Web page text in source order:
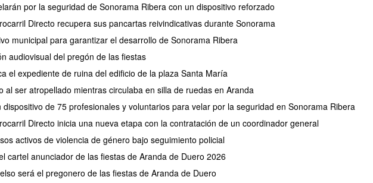
por la seguridad de Sonorama Ribera con un dispositivo reforzado
Directo recupera sus pancartas reivindicativas durante Sonorama
municipal para garantizar el desarrollo de Sonorama Ribera
audiovisual del pregón de las fiestas
el expediente de ruina del edificio de la plaza Santa María
al ser atropellado mientras circulaba en silla de ruedas en Aranda
de 75 profesionales y voluntarios para velar por la seguridad en Sonorama Ribera
Directo inicia una nueva etapa con la contratación de un coordinador general
activos de violencia de género bajo seguimiento policial
cartel anunciador de las fiestas de Aranda de Duero 2026
será el pregonero de las fiestas de Aranda de Duero